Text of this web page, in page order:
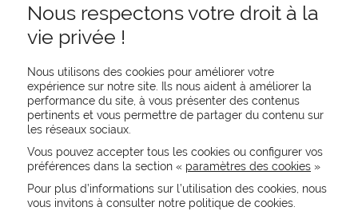
REJOIGNEZ-NOUS
CONTACTEZ-NOUS
NEWSLETTER
Recevez les actualités MOORE en exclusivité
Nous respectons votre droit à la
vie privée !
Nous utilisons des cookies pour améliorer votre
expérience sur notre site. Ils nous aident à améliorer la
performance du site, à vous présenter des contenus
pertinents et vous permettre de partager du contenu sur
les réseaux sociaux.
Vous pouvez accepter tous les cookies ou configurer vos
préférences dans la section « paramètres des cookies »
Pour plus d’informations sur l’utilisation des cookies, nous
vous invitons à consulter notre politique de cookies.